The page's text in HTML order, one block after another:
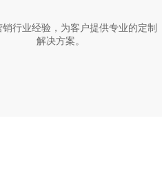
销行业经验，为客户提供专业的定制
解决方案。